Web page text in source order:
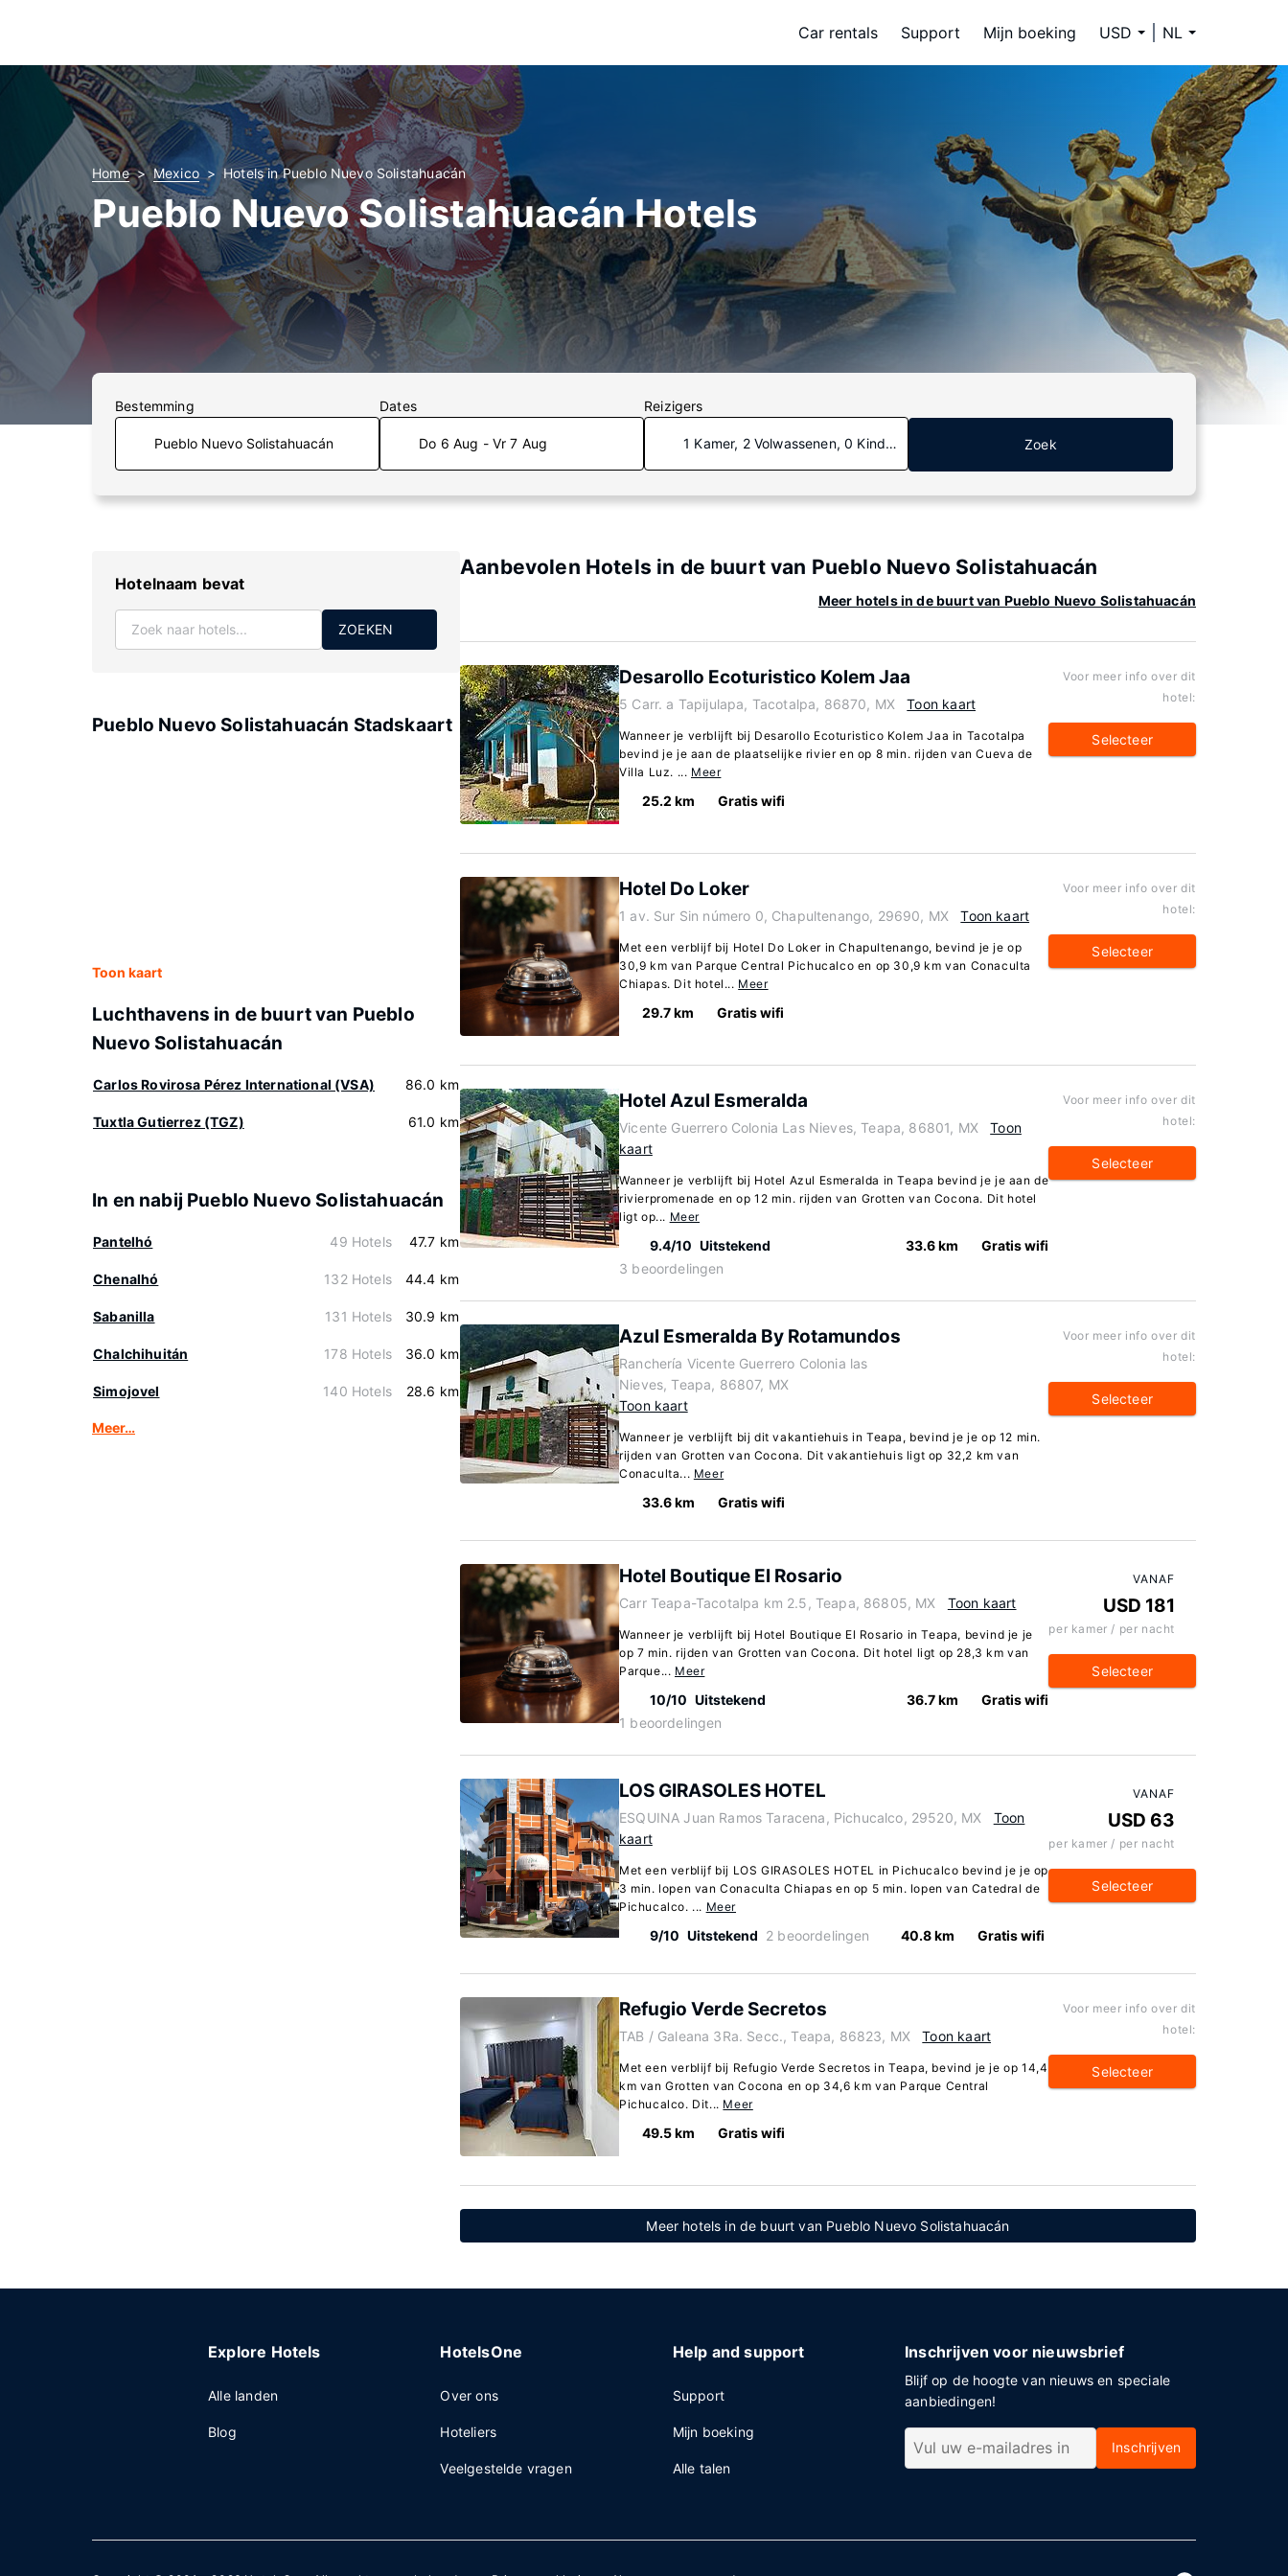
Car rentals Support Mijn boeking USD NL
Home Mexico Hotels in Pueblo Nuevo Solistahuacán
Pueblo Nuevo Solistahuacán Hotels
Bestemming Dates
Do 6 Aug - Vr 7 Aug
Reizigers
1 Kamer, 2 Volwassenen, 0 Kinderen Zoek
Hotelnaam bevat
ZOEKEN
Pueblo Nuevo Solistahuacán Stadskaart
Toon kaart
Luchthavens in de buurt van Pueblo
Nuevo Solistahuacán
Carlos Rovirosa Pérez International (VSA) 86.0 km
Tuxtla Gutierrez (TGZ) 61.0 km
In en nabij Pueblo Nuevo Solistahuacán
Pantelhó 49 Hotels 47.7 km
Chenalhó 132 Hotels 44.4 km
Sabanilla 131 Hotels 30.9 km
Chalchihuitán 178 Hotels 36.0 km
Simojovel 140 Hotels 28.6 km
Meer…
Aanbevolen Hotels in de buurt van Pueblo Nuevo Solistahuacán
Meer hotels in de buurt van Pueblo Nuevo Solistahuacán
Desarollo Ecoturistico Kolem Jaa
5 Carr. a Tapijulapa, Tacotalpa, 86870, MX Toon kaart
Wanneer je verblijft bij Desarollo Ecoturistico Kolem Jaa in Tacotalpa
bevind je je aan de plaatselijke rivier en op 8 min. rijden van Cueva de
Villa Luz. ... Meer
25.2 km Gratis wifi
Voor meer info over dit
hotel:
Selecteer
Hotel Do Loker
1 av. Sur Sin número 0, Chapultenango, 29690, MX Toon kaart
Met een verblijf bij Hotel Do Loker in Chapultenango, bevind je je op
30,9 km van Parque Central Pichucalco en op 30,9 km van Conaculta
Chiapas. Dit hotel... Meer
29.7 km Gratis wifi
Voor meer info over dit
hotel:
Selecteer
Hotel Azul Esmeralda
Vicente Guerrero Colonia Las Nieves, Teapa, 86801, MX
Toon
kaart
Wanneer je verblijft bij Hotel Azul Esmeralda in Teapa bevind je je aan de
rivierpromenade en op 12 min. rijden van Grotten van Cocona. Dit hotel
ligt op... Meer
9.4/10 Uitstekend
3 beoordelingen
33.6 km Gratis wifi
Voor meer info over dit
hotel:
Selecteer
Azul Esmeralda By Rotamundos
Ranchería Vicente Guerrero Colonia las
Nieves, Teapa, 86807, MX
Toon kaart
Wanneer je verblijft bij dit vakantiehuis in Teapa, bevind je je op 12 min.
rijden van Grotten van Cocona. Dit vakantiehuis ligt op 32,2 km van
Conaculta... Meer
33.6 km Gratis wifi
Voor meer info over dit
hotel:
Selecteer
Hotel Boutique El Rosario
Carr Teapa-Tacotalpa km 2.5, Teapa, 86805, MX Toon kaart
Wanneer je verblijft bij Hotel Boutique El Rosario in Teapa, bevind je je
op 7 min. rijden van Grotten van Cocona. Dit hotel ligt op 28,3 km van
Parque... Meer
10/10 Uitstekend
1 beoordelingen
36.7 km Gratis wifi
VANAF
USD 181
per kamer / per nacht
Selecteer
LOS GIRASOLES HOTEL
ESQUINA Juan Ramos Taracena, Pichucalco, 29520, MX
Toon
kaart
Met een verblijf bij LOS GIRASOLES HOTEL in Pichucalco bevind je je op
3 min. lopen van Conaculta Chiapas en op 5 min. lopen van Catedral de
Pichucalco. ... Meer
9/10 Uitstekend 2 beoordelingen 40.8 km Gratis wifi
VANAF
USD 63
per kamer / per nacht
Selecteer
Refugio Verde Secretos
TAB / Galeana 3Ra. Secc., Teapa, 86823, MX Toon kaart
Met een verblijf bij Refugio Verde Secretos in Teapa, bevind je je op 14,4
km van Grotten van Cocona en op 34,6 km van Parque Central
Pichucalco. Dit... Meer
49.5 km Gratis wifi
Voor meer info over dit
hotel:
Selecteer
Meer hotels in de buurt van Pueblo Nuevo Solistahuacán
Explore Hotels
Alle landen
Blog
HotelsOne
Over ons
Hoteliers
Veelgestelde vragen
Help and support
Support
Mijn boeking
Alle talen
Inschrijven voor nieuwsbrief
Blijf op de hoogte van nieuws en speciale
aanbiedingen!
Inschrijven